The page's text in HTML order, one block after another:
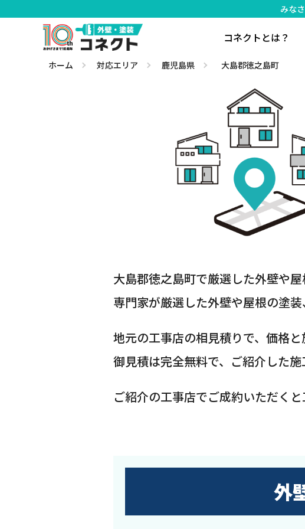
みな
コネクトとは？
ホーム 対応エリア 鹿児島県 大島郡徳之島町
大島郡徳之島町で厳選した外壁や
専門家が厳選した外壁や屋根の塗
地元の工事店の相見積りで、価格
御見積は完全無料で、ご紹介した
ご紹介の工事店でご成約いただく
外